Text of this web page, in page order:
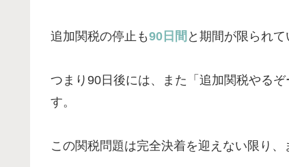
追加関税の停止も90日間 と期間が限られて
つまり90日後には、また「追加関税やる
す。
この関税問題は完全決着を迎えない限り、